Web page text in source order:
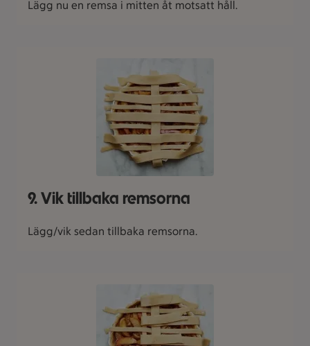
Lägg nu en remsa i mitten åt motsatt håll.
9. Vik tillbaka remsorna
Lägg/vik sedan tillbaka remsorna.